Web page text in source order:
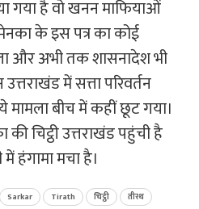
गया है वो खनन माफियाओं
मेनका के इस पत्र का कोई
और अभी तक शासनादेश भी
में सत्ता परिवर्तन
मामला बीच में कहीं छूट गया।
चिट्ठी उत्तराखंड पहुंची है
हंगामा मचा है।
Sarkar Tirath चिट्ठी
तीरथ